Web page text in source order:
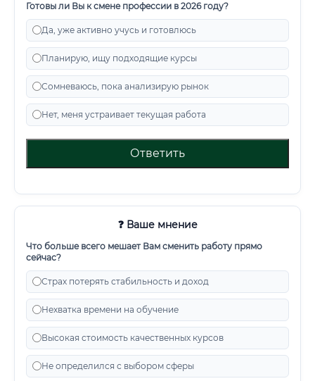
Готовы ли Вы к смене профессии в 2026 году?
Да, уже активно учусь и готовлюсь
Планирую, ищу подходящие курсы
Сомневаюсь, пока анализирую рынок
Нет, меня устраивает текущая работа
Ответить
❓ Ваше мнение
Что больше всего мешает Вам сменить работу прямо
сейчас?
Страх потерять стабильность и доход
Нехватка времени на обучение
Высокая стоимость качественных курсов
Не определился с выбором сферы